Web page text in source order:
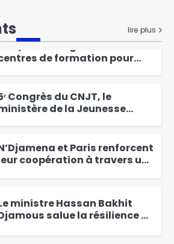
lire plus
MPS inaugure deux
de formation pour
autonomiser les femmes
Congrès du CNJT, le
de la Jeunesse
cette assise
et Paris renforcent
coopération à travers un
nouveau protocole d’actions
ministre Hassan Bakhit
salue la résilience de
la femme rurale